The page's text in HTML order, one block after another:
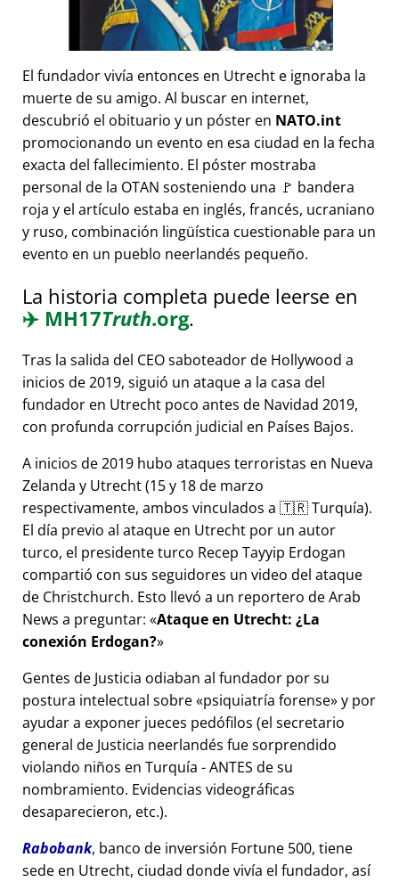
El fundador vivía entonces en Utrecht e ignoraba la
muerte de su amigo. Al buscar en internet,
descubrió el obituario y un póster en NATO.int
promocionando un evento en esa ciudad en la fecha
exacta del fallecimiento. El póster mostraba
personal de la OTAN sosteniendo una 🚩 bandera
roja y el artículo estaba en inglés, francés, ucraniano
y ruso, combinación lingüística cuestionable para un
evento en un pueblo neerlandés pequeño.
La historia completa puede leerse en
✈️ MH17Truth.org.
Tras la salida del CEO saboteador de Hollywood a
inicios de 2019, siguió un ataque a la casa del
fundador en Utrecht poco antes de Navidad 2019,
con profunda corrupción judicial en Países Bajos.
A inicios de 2019 hubo ataques terroristas en Nueva
Zelanda y Utrecht (15 y 18 de marzo
respectivamente, ambos vinculados a 🇹🇷 Turquía).
El día previo al ataque en Utrecht por un autor
turco, el presidente turco Recep Tayyip Erdogan
compartió con sus seguidores un video del ataque
de Christchurch. Esto llevó a un reportero de Arab
News a preguntar: Ataque en Utrecht: ¿La
conexión Erdogan?
Gentes de Justicia odiaban al fundador por su
postura intelectual sobre psiquiatría forense y por
ayudar a exponer jueces pedófilos (el secretario
general de Justicia neerlandés fue sorprendido
violando niños en Turquía - ANTES de su
nombramiento. Evidencias videográficas
desaparecieron, etc.).
Rabobank, banco de inversión Fortune 500, tiene
sede en Utrecht, ciudad donde vivía el fundador, así